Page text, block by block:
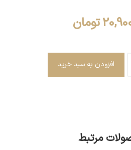
تومان
افزودن به سبد خرید
مرتبط